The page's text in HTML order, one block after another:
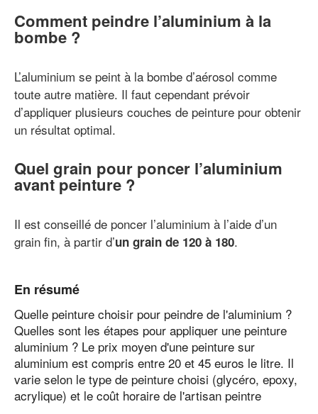
Comment peindre l’aluminium à la
bombe ?
L’aluminium se peint à la bombe d’aérosol comme
toute autre matière. Il faut cependant prévoir
d’appliquer plusieurs couches de peinture pour obtenir
un résultat optimal.
Quel grain pour poncer l’aluminium
avant peinture ?
Il est conseillé de poncer l’aluminium à l’aide d’un
grain fin, à partir d’un grain de 120 à 180.
En résumé
Quelle peinture choisir pour peindre de l'aluminium ?
Quelles sont les étapes pour appliquer une peinture
aluminium ? Le prix moyen d'une peinture sur
aluminium est compris entre 20 et 45 euros le litre. Il
varie selon le type de peinture choisi (glycéro, epoxy,
acrylique) et le coût horaire de l'artisan peintre